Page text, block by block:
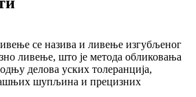
се назива и ливење изгубљеног
ливење, што је метода обликовања
делова уских толеранција,
шупљина и прецизних